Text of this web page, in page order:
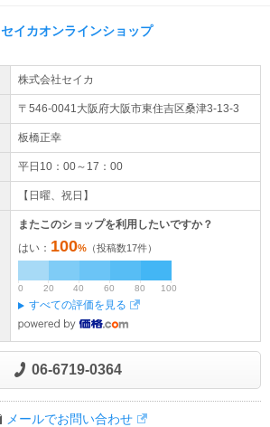
セイカオンラインショップ
株式会社セイカ
〒546-0041大阪府大阪市東住吉区桑津3-13-3
板橋正幸
平日10：00～17：00
【日曜、祝日】
またこのショップを利用したいですか？
はい： 100% （投稿数17件）
0 20 40 60 80 100
すべての評価を見る
06-6719-0364
メールでお問い合わせ